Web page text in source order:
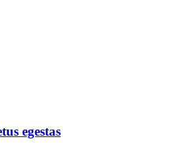
egestas